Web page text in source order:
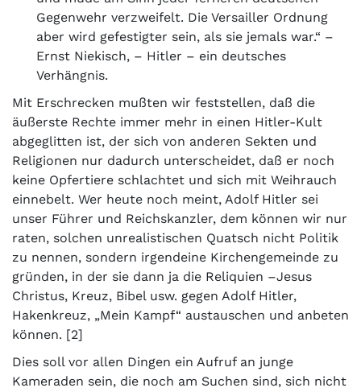
Gegenwehr verzweifelt. Die Versailler Ordnung
aber wird gefestigter sein, als sie jemals war.“ –
Ernst Niekisch, – Hitler – ein deutsches
Verhängnis.
Mit Erschrecken mußten wir feststellen, daß die
äußerste Rechte immer mehr in einen Hitler-Kult
abgeglitten ist, der sich von anderen Sekten und
Religionen nur dadurch unterscheidet, daß er noch
keine Opfertiere schlachtet und sich mit Weihrauch
einnebelt. Wer heute noch meint, Adolf Hitler sei
unser Führer und Reichskanzler, dem können wir nur
raten, solchen unrealistischen Quatsch nicht Politik
zu nennen, sondern irgendeine Kirchengemeinde zu
gründen, in der sie dann ja die Reliquien –Jesus
Christus, Kreuz, Bibel usw. gegen Adolf Hitler,
Hakenkreuz, „Mein Kampf“ austauschen und anbeten
können. [2]
Dies soll vor allen Dingen ein Aufruf an junge
Kameraden sein, die noch am Suchen sind, sich nicht